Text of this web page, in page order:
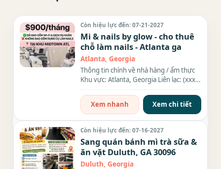
Còn hiệu lực đến: 07-21-2027
Mi & nails by glow - cho thuê
chỗ làm nails - Atlanta ga
Atlanta, Georgia
Thông tin chính về nhà hàng / ẩm thực
Khu vực: Atlanta, Georgia Liên lạc: (xxx)
Xem nhanh
Xem chi tiết
Còn hiệu lực đến: 07-16-2027
Sang quán bánh mì trà sữa &
ăn vặt Duluth, GA 30096
Duluth, Georgia